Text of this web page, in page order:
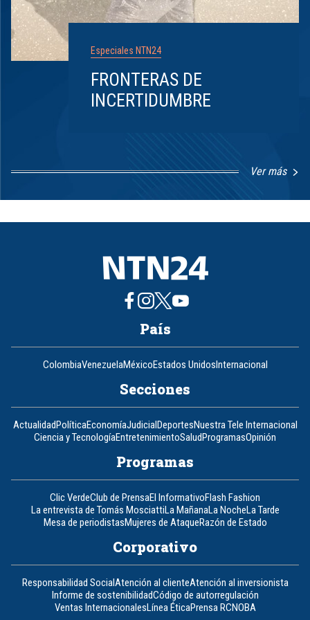
Especiales NTN24
FRONTERAS DE
INCERTIDUMBRE
Ver más
1
8
País
ColombiaVenezuelaMéxicoEstados UnidosInternacional
Secciones
ActualidadPolíticaEconomíaJudicialDeportesNuestra Tele Internacional
Ciencia y TecnologíaEntretenimientoSaludProgramasOpinión
Programas
Clic VerdeClub de PrensaEl InformativoFlash Fashion
La entrevista de Tomás MosciattiLa MañanaLa NocheLa Tarde
Mesa de periodistasMujeres de AtaqueRazón de Estado
Corporativo
Responsabilidad SocialAtención al clienteAtención al inversionista
Informe de sostenibilidadCódigo de autorregulación
Ventas InternacionalesLínea ÉticaPrensa RCNOBA